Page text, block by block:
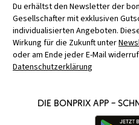
Du erhältst den Newsletter der
Gesellschafter mit exklusiven
individualisierten Angeboten.
Wirkung für die Zukunft unter
oder am Ende jeder E-Mail
Datenschutzerklärung
Die bonprix App –